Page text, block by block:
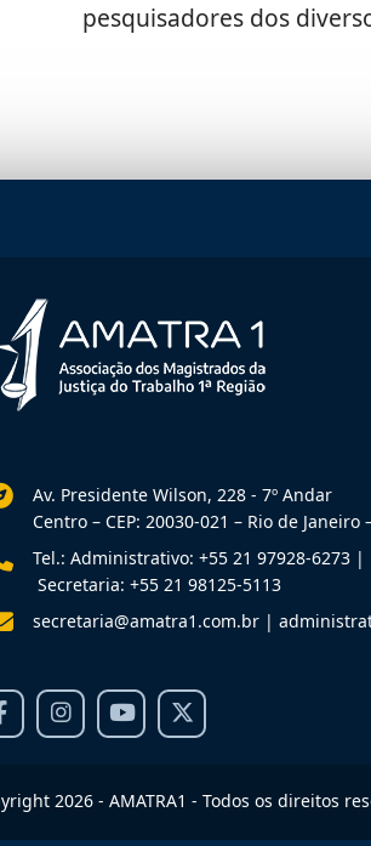
pesquisadores dos
Av. Presidente Wilson, 228 - 7º Andar
Centro – CEP: 20030-021 – Rio de Janeiro
Tel.: Administrativo: +55 21 97928-6273 |
Secretaria: +55 21 98125-5113
secretaria@amatra1.com.br |
2026 - AMATRA1 - Todos os direitos